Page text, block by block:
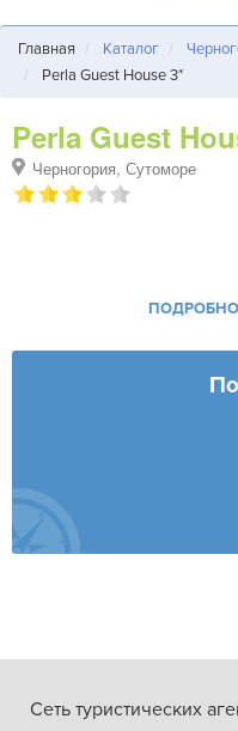
Главная Каталог
Perla Guest House 3*
Perla Guest
Черногория, Сутоморе
Сеть туристических